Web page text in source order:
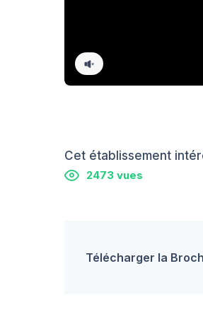
Cet établissement
2473 vues
Télécharger la